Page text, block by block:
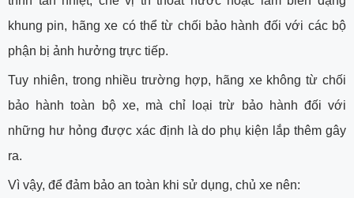
khung pin, hãng xe có thể từ chối bảo hành đối với các bộ
phận bị ảnh hưởng trực tiếp.
Tuy nhiên, trong nhiều trường hợp, hãng xe không từ chối
bảo hành toàn bộ xe, mà chỉ loại trừ bảo hành đối với
những hư hỏng được xác định là do phụ kiện lắp thêm gây
ra.
Vì vậy, để đảm bảo an toàn khi sử dụng, chủ xe nên: